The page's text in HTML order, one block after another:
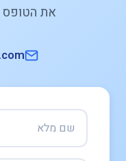
את הטופס